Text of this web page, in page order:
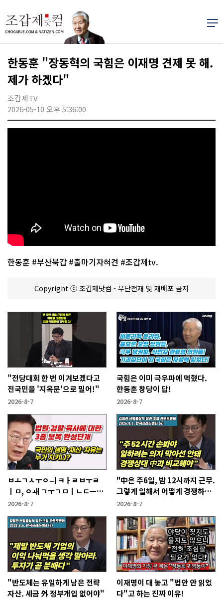
한동훈 "장동혁의 국힘은 이재명 견제 못 해.
제가 하겠다"
조갑제TV
2026-05-10 오후 5:36:00
한동훈 #부산북갑 #출마기자혀견 #조갑제tv.
Copyright ⓒ 조갑제닷컴 - 무단전재 및 재배포 금지
"전당대회 한 번 이겨보겠다고
전국민을 '지옥문'으로 밀어!"
2026-8-7
국힘은 이미 극우파에 먹혔다.
한동훈 창당이 답!
2026-8-7
ㅂㅗㄱㅅㅜㅇㅢ ㅋㅏㄹㅂㅜㄹ
ㅣㅁ, ㅇㅙ ㄱㅜㄱㅁㅣㄴㄷㅡㄹ
ㅇㅣ ㄷㅏㅇㅎㅐㅇㅑ ㅎㅏㄴㅏ?
2026-8-7
"中은 주6일, 밤 12시까지 근무.
그렇게 일해서 어떻게 경쟁하냐
반문하더라"
2026-8-7
"반도체는 유일하게 남은 전략
자산. 세금 外 정부개입 없어야"
이재명이 대 놓고 "법안 안 읽었
다"고 하는 진짜 이유!